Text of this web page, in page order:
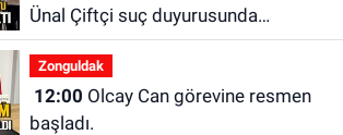
Ünal Çiftçi suç duyurusunda
bulundu. Birlikte çekilen kareler
ortaya çıktı.
Zonguldak
12:00
başladı.